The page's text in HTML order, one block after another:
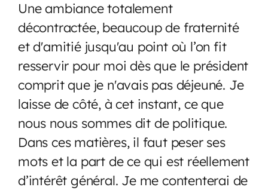
Une ambiance totalement
décontractée, beaucoup de fraternité
et d'amitié jusqu'au point où l’on fit
resservir pour moi dès que le président
comprit que je n'avais pas déjeuné. Je
laisse de côté, à cet instant, ce que
nous nous sommes dit de politique.
Dans ces matières, il faut peser ses
mots et la part de ce qui est réellement
d’intérêt général. Je me contenterai de